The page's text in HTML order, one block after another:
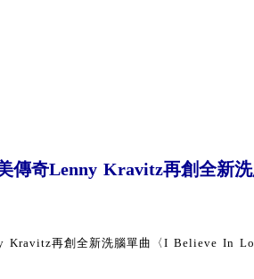
傳奇Lenny Kravitz再創全新
Kravitz再創全新洗腦單曲〈I Believe In